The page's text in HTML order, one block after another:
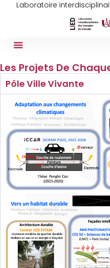
Laboratoire
Les Projets De
Pôle Ville Vivante